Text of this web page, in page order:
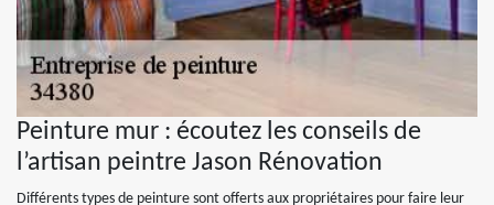
Peinture mur : écoutez les conseils de
l’artisan peintre Jason Rénovation
Différents types de peinture sont offerts aux propriétaires pour faire leur